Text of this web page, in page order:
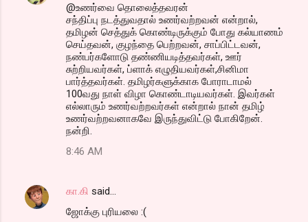
@உணர்வை தொலைத்தவரன்
சந்திப்பு நடத்துவதால் உணர்வற்றவன் என்றால்,
தமிழன் செத்துக் கொண்டிருக்கும் போது கல்யாணம்
செய்தவன், குழந்தை பெற்றவன், சாப்பிட்டவன்,
நண்பர்களோடு தண்ணியடித்தவர்கள், ஊர்
சுற்றியவர்கள், ப்ளாக் எழுதியவர்கள்,சினிமா
பார்த்தவர்கள். தமிழர்களுக்காக போராடாமல்
100வது நாள் விழா கொண்டாடியவர்கள். இவர்கள்
எல்லாரும் உணர்வற்றவர்கள் என்றால் நான் தமிழ்
உணர்வற்றவனாகவே இருந்துவிட்டு போகிறேன்.
நன்றி.
8:46 AM
கா.கி said…
ஜோக்கு புரியலை :(